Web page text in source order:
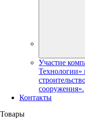
Участие
Технологии»
сооружения».
Контакты
Товары